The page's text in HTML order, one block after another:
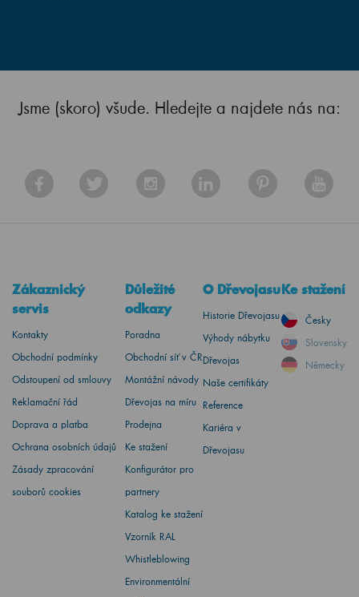
Jsme (skoro) všude. Hledejte a najdete nás na:
Zákaznický
servis
Kontakty
Obchodní podmínky
Odstoupení od smlouvy
Reklamační řád
Doprava a platba
Ochrana osobních údajů
Zásady zpracování
souborů cookies
Důležité
odkazy
Poradna
Obchodní síť v ČR
Montážní návody
Dřevojas na míru
Prodejna
Ke stažení
Konfigurátor pro
partnery
Katalog ke stažení
Vzorník RAL
Whistleblowing
Environmentální
O Dřevojasu
Historie Dřevojasu
Výhody nábytku
Dřevojas
Naše certifikáty
Reference
Kariéra v
Dřevojasu
Ke stažení
Česky
Slovensky
Německy